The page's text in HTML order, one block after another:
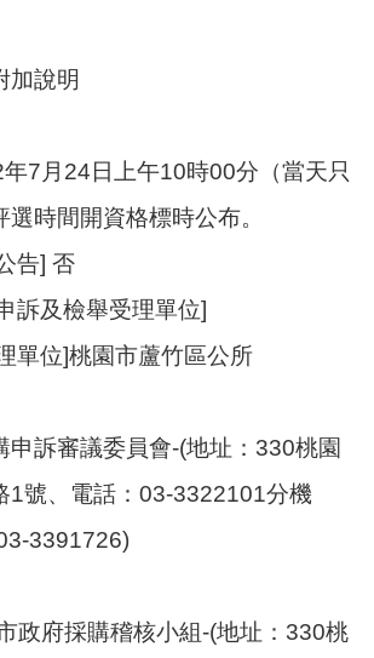
加說明
7月24日上午10時00分（當天只
時間開資格標時公布。
告] 否
訴及檢舉受理單位]
單位]桃園市蘆竹區公所
申訴審議委員會-(地址：330桃園
1號、電話：03-3322101分機
3391726)
政府採購稽核小組-(地址：330桃